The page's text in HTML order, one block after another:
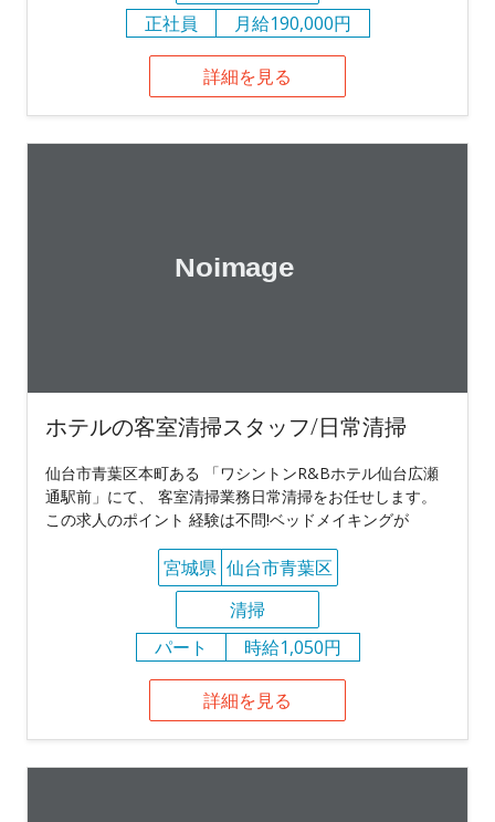
正社員
月給190,000円
詳細を見る
ホテルの客室清掃スタッフ/日常清掃
仙台市青葉区本町ある 「ワシントンR&Bホテル仙台広瀬
通駅前」にて、 客室清掃業務日常清掃をお任せします。
この求人のポイント 経験は不問!ベッドメイキングが
宮城県 仙台市青葉区
清掃
パート
時給1,050円
詳細を見る